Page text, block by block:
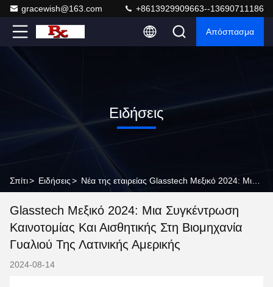
gracewish@163.com +8613929909663--13690711186
Απόσπασμα
Ειδήσεις
Σπίτι> Ειδήσεις>
Glasstech Μεξικό 2024: Μια Συγκέντρωση
Καινοτομίας Και Αισθητικής Στη Βιομηχανία
Γυαλιού Της Λατινικής Αμερικής
2024-08-14